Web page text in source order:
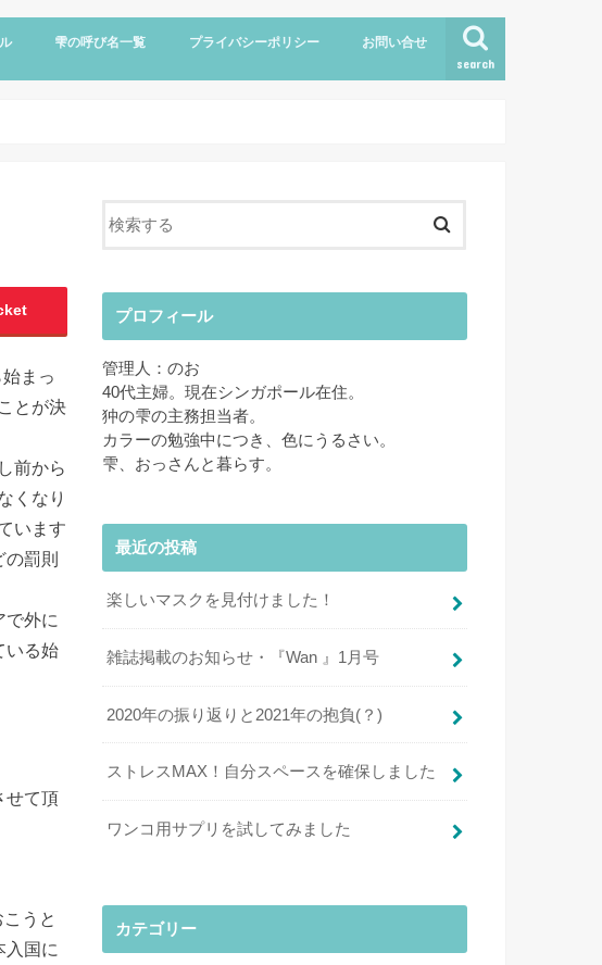
search
雫の呼び名一覧 プライバシーポリシー お問い合せ
まっ
とが決
前から
くなり
います
の罰則
で外に
いる始
せて頂
うと
入国に
プロフィール
管理人：のお
40代主婦。現在シンガポール在住。
狆の雫の主務担当者。
カラーの勉強中につき、色にうるさい。
雫、おっさんと暮らす。
最近の投稿
楽しいマスクを見付けました！
雑誌掲載のお知らせ・『Wan 』1月号
2020年の振り返りと2021年の抱負(？)
ストレスMAX！自分スペースを確保しました
ワンコ用サプリを試してみました
カテゴリー